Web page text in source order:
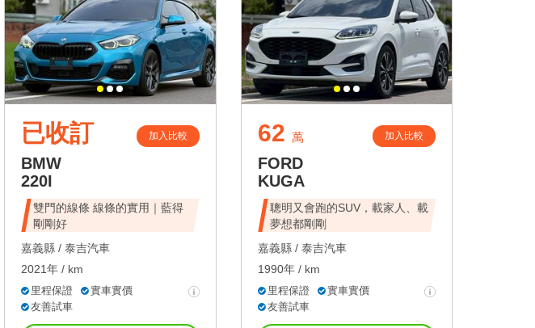
已收訂 加入比較
BMW
220I
雙門的線條 線條的實用｜藍得
剛剛好
嘉義縣 / 泰吉汽車
2021年 / km
里程保證
實車實價
友善試車
62 萬 加入比較
FORD
KUGA
聰明又會跑的SUV，載家人、載
夢想都剛剛
嘉義縣 / 泰吉汽車
1990年 / km
里程保證
實車實價
友善試車